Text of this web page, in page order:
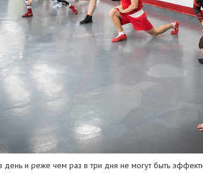
день и реже чем раз в три дня не могут быть